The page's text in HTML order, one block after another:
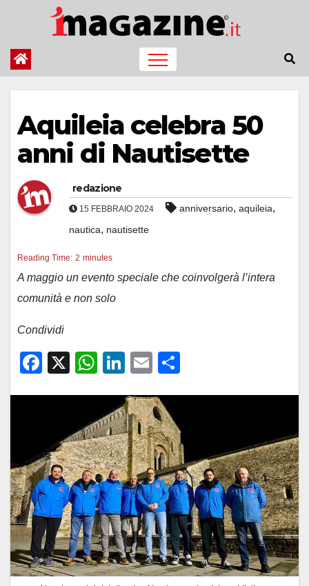
contenuto
Aquileia celebra 50
anni di Nautisette
redazione
15 FEBBRAIO 2024 anniversario, aquileia,
nautica, nautisette
Reading Time: 2 minutes
A maggio un evento speciale che coinvolgerà l’intera
comunità e non solo
Condividi
F
b
o
o
k
X
W
at
s
A
p
p
Li
k
e
dI
n
E
ail
di
vi
di